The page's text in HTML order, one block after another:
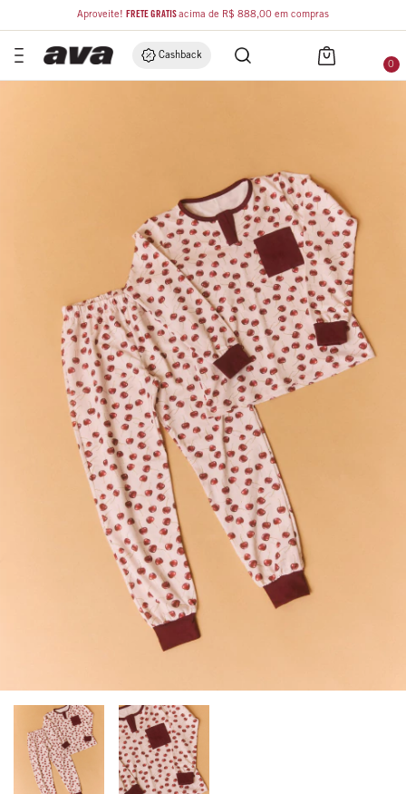
Aproveite! FRETE GRÁTISacima de R$ 888,00 em compras
Cashback
0